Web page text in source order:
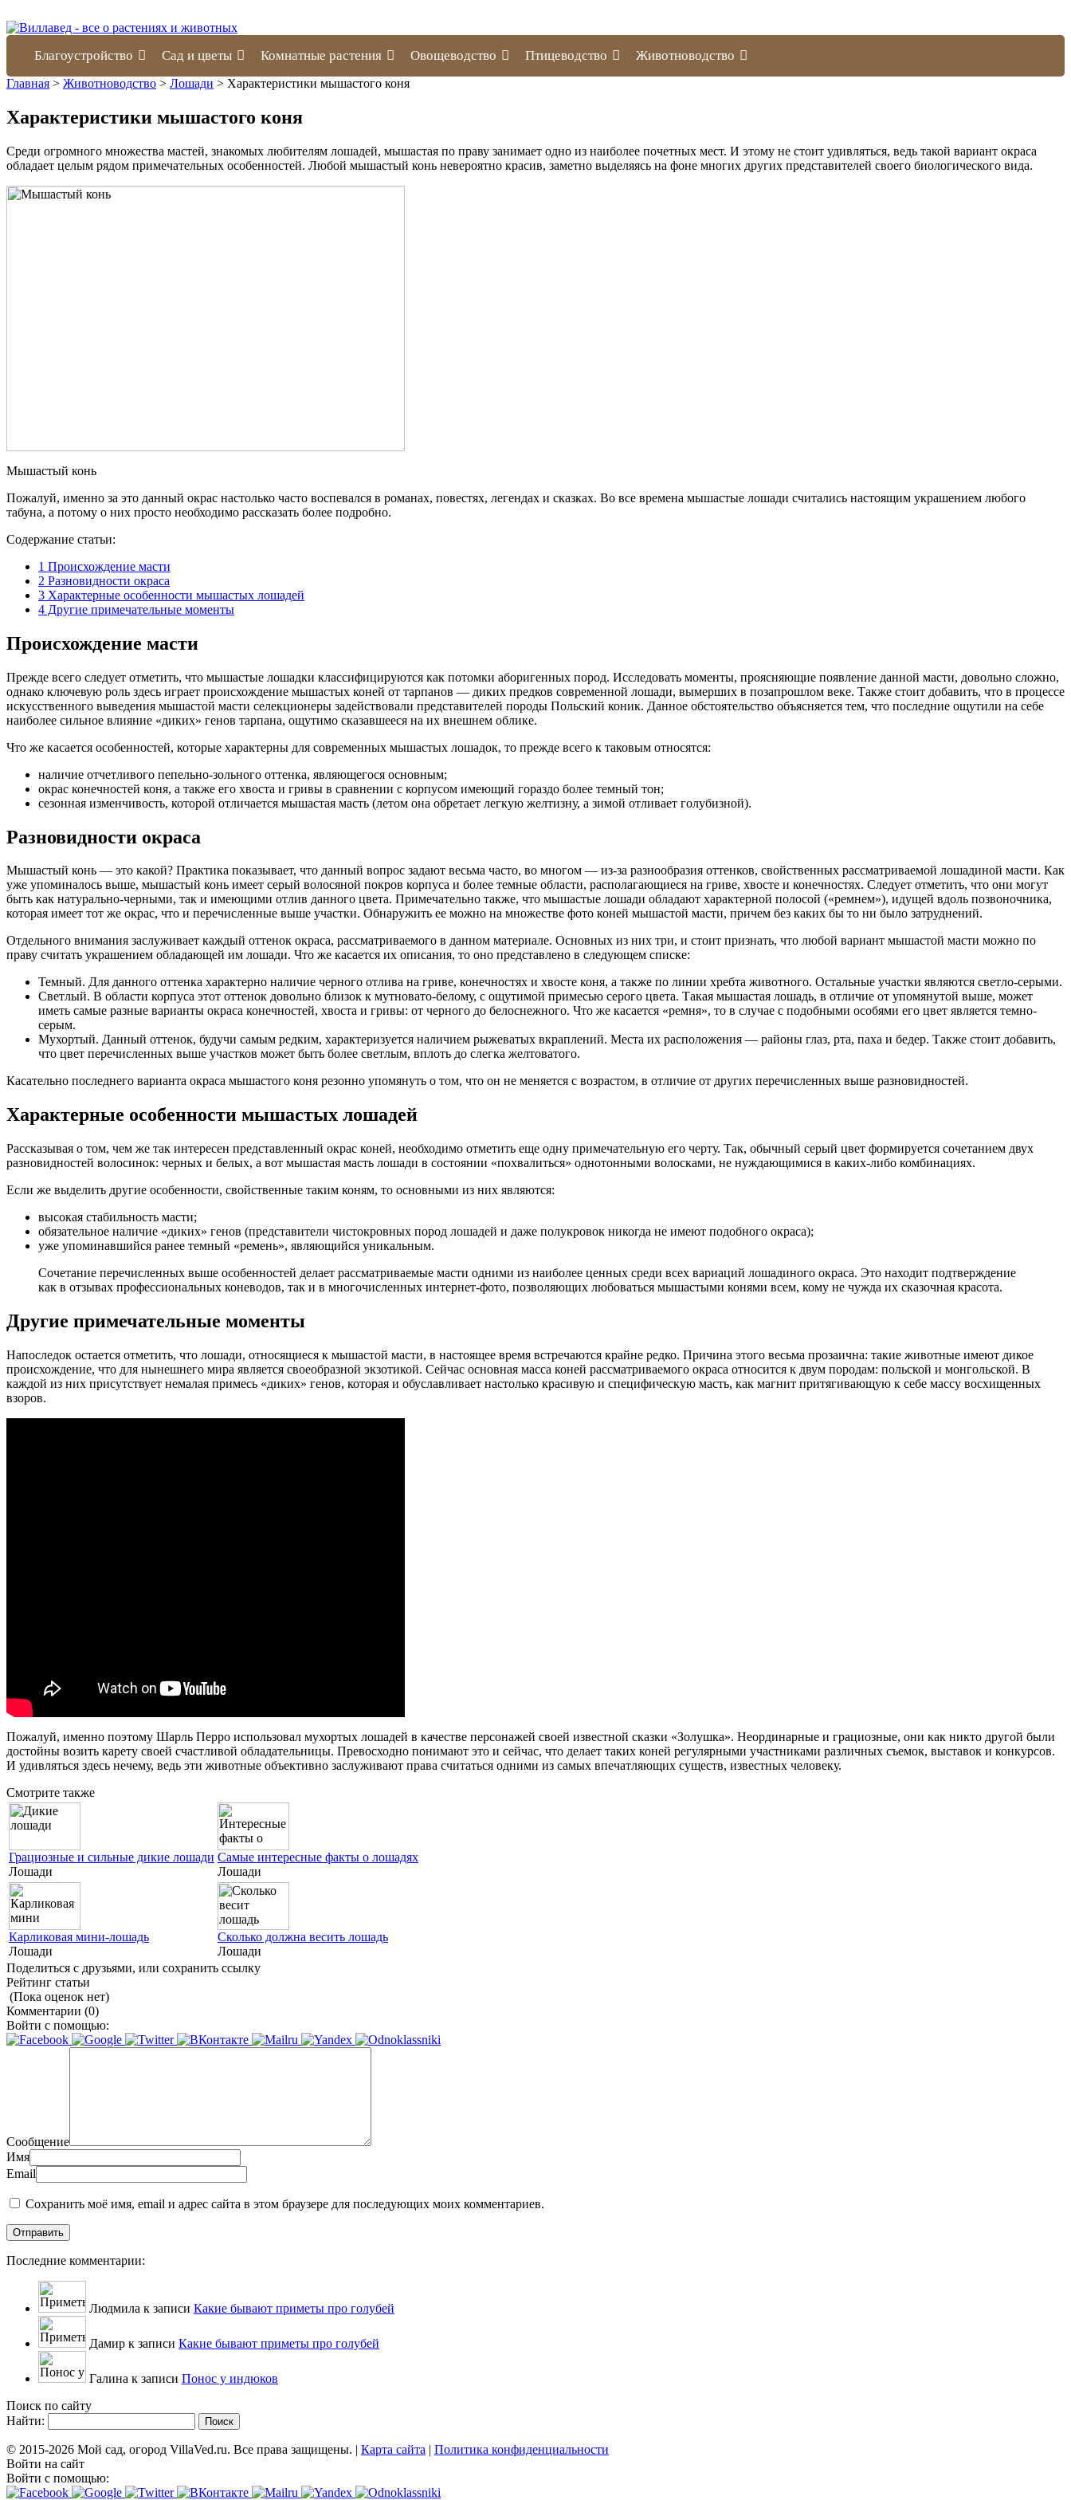
Благоустройство Сад и цветы Комнатные растения Овощеводство Птицеводство Животноводство
Главная > Животноводство > Лошади > Характеристики мышастого коня
Характеристики мышастого коня
Среди огромного множества мастей, знакомых любителям лошадей, мышастая по праву занимает одно из наиболее почетных мест. И этому не стоит удивляться, ведь такой вариант окраса
обладает целым рядом примечательных особенностей. Любой мышастый конь невероятно красив, заметно выделяясь на фоне многих других представителей своего биологического вида.
Мышастый конь
Пожалуй, именно за это данный окрас настолько часто воспевался в романах, повестях, легендах и сказках. Во все времена мышастые лошади считались настоящим украшением любого
табуна, а потому о них просто необходимо рассказать более подробно.
Содержание статьи:
1 Происхождение масти
2 Разновидности окраса
3 Характерные особенности мышастых лошадей
4 Другие примечательные моменты
Происхождение масти
Прежде всего следует отметить, что мышастые лошадки классифицируются как потомки аборигенных пород. Исследовать моменты, проясняющие появление данной масти, довольно сложно,
однако ключевую роль здесь играет происхождение мышастых коней от тарпанов — диких предков современной лошади, вымерших в позапрошлом веке. Также стоит добавить, что в процессе
искусственного выведения мышастой масти селекционеры задействовали представителей породы Польский коник. Данное обстоятельство объясняется тем, что последние ощутили на себе
наиболее сильное влияние «диких» генов тарпана, ощутимо сказавшееся на их внешнем облике.
Что же касается особенностей, которые характерны для современных мышастых лошадок, то прежде всего к таковым относятся:
наличие отчетливого пепельно-зольного оттенка, являющегося основным;
окрас конечностей коня, а также его хвоста и гривы в сравнении с корпусом имеющий гораздо более темный тон;
сезонная изменчивость, которой отличается мышастая масть (летом она обретает легкую желтизну, а зимой отливает голубизной).
Разновидности окраса
Мышастый конь — это какой? Практика показывает, что данный вопрос задают весьма часто, во многом — из-за разнообразия оттенков, свойственных рассматриваемой лошадиной масти. Как
уже упоминалось выше, мышастый конь имеет серый волосяной покров корпуса и более темные области, располагающиеся на гриве, хвосте и конечностях. Следует отметить, что они могут
быть как натурально-черными, так и имеющими отлив данного цвета. Примечательно также, что мышастые лошади обладают характерной полосой («ремнем»), идущей вдоль позвоночника,
которая имеет тот же окрас, что и перечисленные выше участки. Обнаружить ее можно на множестве фото коней мышастой масти, причем без каких бы то ни было затруднений.
Отдельного внимания заслуживает каждый оттенок окраса, рассматриваемого в данном материале. Основных из них три, и стоит признать, что любой вариант мышастой масти можно по
праву считать украшением обладающей им лошади. Что же касается их описания, то оно представлено в следующем списке:
Темный. Для данного оттенка характерно наличие черного отлива на гриве, конечностях и хвосте коня, а также по линии хребта животного. Остальные участки являются светло-серыми.
Светлый. В области корпуса этот оттенок довольно близок к мутновато-белому, с ощутимой примесью серого цвета. Такая мышастая лошадь, в отличие от упомянутой выше, может
иметь самые разные варианты окраса конечностей, хвоста и гривы: от черного до белоснежного. Что же касается «ремня», то в случае с подобными особями его цвет является темно-
серым.
Мухортый. Данный оттенок, будучи самым редким, характеризуется наличием рыжеватых вкраплений. Места их расположения — районы глаз, рта, паха и бедер. Также стоит добавить,
что цвет перечисленных выше участков может быть более светлым, вплоть до слегка желтоватого.
Касательно последнего варианта окраса мышастого коня резонно упомянуть о том, что он не меняется с возрастом, в отличие от других перечисленных выше разновидностей.
Характерные особенности мышастых лошадей
Рассказывая о том, чем же так интересен представленный окрас коней, необходимо отметить еще одну примечательную его черту. Так, обычный серый цвет формируется сочетанием двух
разновидностей волосинок: черных и белых, а вот мышастая масть лошади в состоянии «похвалиться» однотонными волосками, не нуждающимися в каких-либо комбинациях.
Если же выделить другие особенности, свойственные таким коням, то основными из них являются:
высокая стабильность масти;
обязательное наличие «диких» генов (представители чистокровных пород лошадей и даже полукровок никогда не имеют подобного окраса);
уже упоминавшийся ранее темный «ремень», являющийся уникальным.
Сочетание перечисленных выше особенностей делает рассматриваемые масти одними из наиболее ценных среди всех вариаций лошадиного окраса. Это находит подтверждение
как в отзывах профессиональных коневодов, так и в многочисленных интернет-фото, позволяющих любоваться мышастыми конями всем, кому не чужда их сказочная красота.
Другие примечательные моменты
Напоследок остается отметить, что лошади, относящиеся к мышастой масти, в настоящее время встречаются крайне редко. Причина этого весьма прозаична: такие животные имеют дикое
происхождение, что для нынешнего мира является своеобразной экзотикой. Сейчас основная масса коней рассматриваемого окраса относится к двум породам: польской и монгольской. В
каждой из них присутствует немалая примесь «диких» генов, которая и обуславливает настолько красивую и специфическую масть, как магнит притягивающую к себе массу восхищенных
взоров.
Пожалуй, именно поэтому Шарль Перро использовал мухортых лошадей в качестве персонажей своей известной сказки «Золушка». Неординарные и грациозные, они как никто другой были
достойны возить карету своей счастливой обладательницы. Превосходно понимают это и сейчас, что делает таких коней регулярными участниками различных съемок, выставок и конкурсов.
И удивляться здесь нечему, ведь эти животные объективно заслуживают права считаться одними из самых впечатляющих существ, известных человеку.
Смотрите также
Грациозные и сильные дикие лошади
Лошади
Самые интересные факты о лошадях
Лошади
Карликовая мини-лошадь
Лошади
Сколько должна весить лошадь
Лошади
Поделиться с друзьями, или сохранить ссылку
Рейтинг статьи
(Пока оценок нет)
Комментарии (0)
Войти с помощью:
Сообщение
Имя
Email
Сохранить моё имя, email и адрес сайта в этом браузере для последующих моих комментариев.
Последние комментарии:
Людмила к записи Какие бывают приметы про голубей
Дамир к записи Какие бывают приметы про голубей
Галина к записи Понос у индюков
Поиск по сайту
Найти:
© 2015-2026 Мой сад, огород VillaVed.ru. Все права защищены. | Карта сайта | Политика конфиденциальности
Войти на сайт
Войти с помощью: